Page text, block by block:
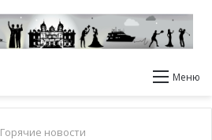
Меню
Горячие новости